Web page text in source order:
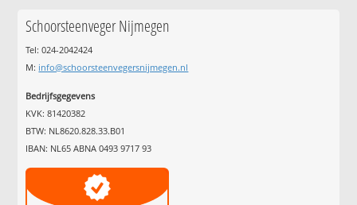
Schoorsteenveger Nijmegen
Tel: 024-2042424
M: info@schoorsteenvegersnijmegen.nl
Bedrijfsgegevens
KVK: 81420382
BTW: NL8620.828.33.B01
IBAN: NL65 ABNA 0493 9717 93